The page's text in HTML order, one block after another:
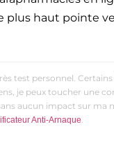
plus haut pointe
test personnel.
je peux toucher une
aucun impact sur ma
Anti-Arnaque